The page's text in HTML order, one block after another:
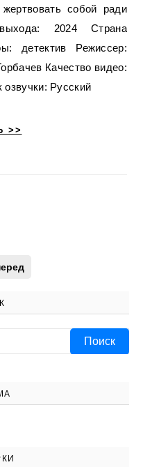
собой ради
2024 Страна
детектив Режиссер:
Качество видео:
Русский
>>